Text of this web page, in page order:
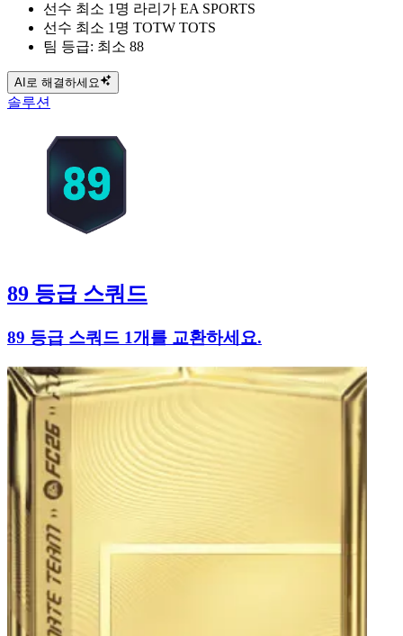
선수 최소 1명 라리가 EA SPORTS
선수 최소 1명 TOTW TOTS
팀 등급: 최소 88
AI로 해결하세요
솔루션
89 등급 스쿼드
89 등급 스쿼드 1개를 교환하세요.